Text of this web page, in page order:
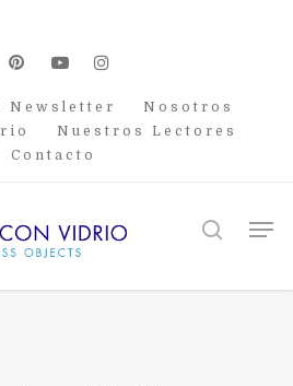
pinterest
youtubeinstagram
Newsletter
Nosotros
Nuestros Lectores
Contacto
search